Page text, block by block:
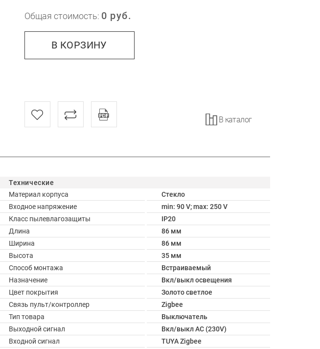
Общая стоимость: 0 руб.
В КОРЗИНУ
В каталог
Технические
Материал корпуса
Стекло
Входное напряжение
min: 90 V; max: 250 V
Класс пылевлагозащиты
IP20
Длина
86 мм
Ширина
86 мм
Высота
35 мм
Способ монтажа
Встраиваемый
Назначение
Вкл/выкл освещения
Цвет покрытия
Золото светлое
Связь пульт/контроллер
Zigbee
Тип товара
Выключатель
Выходной сигнал
Вкл/выкл AC (230V)
Входной сигнал
TUYA Zigbee